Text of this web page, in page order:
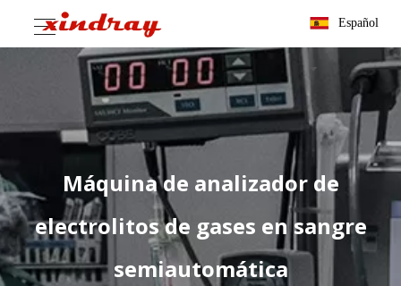
Español
Máquina de analizador de
electrolitos de gases en sangre
semiautomática